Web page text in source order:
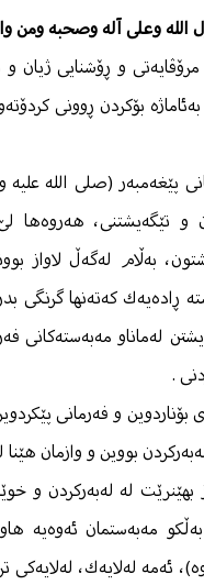
الله وعلى آله وصحبه ومن
مرۆڤایەتی و ڕۆشنایی
بۆكردن ڕوونی
پێغەمبەر (صلى الله
و تێگەیشتنی،
بەڵام لەگەڵ لاواز
ڕادەیەك كەتەنها
لەماناو
.
بۆناردوین و فەرمانی
بووین و وازمان هێنا
بهێنرێت لە لەبەركردن و
مەبەستمان ئەوەیە
ئەمە لەلایەك،